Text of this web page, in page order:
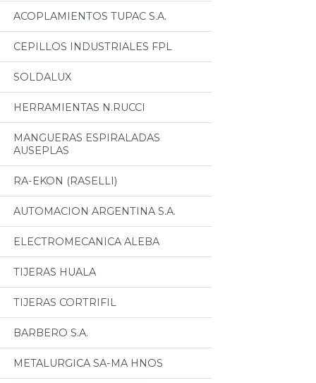
ACOPLAMIENTOS TUPAC S.A.
CEPILLOS INDUSTRIALES FPL
SOLDALUX
HERRAMIENTAS N.RUCCI
MANGUERAS ESPIRALADAS
AUSEPLAS
RA-EKON (RASELLI)
AUTOMACION ARGENTINA S.A.
ELECTROMECANICA ALEBA
TIJERAS HUALA
TIJERAS CORTRIFIL
BARBERO S.A.
METALURGICA SA-MA HNOS